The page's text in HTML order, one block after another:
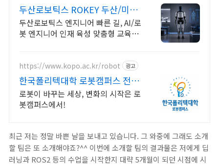
두산로보틱스 ROKEY 두산/미국
기업 인턴쉽
두산로보틱스 엔지니어 빠른 길, AI/로
봇 엔지니어 인재 육성 맞춤형 교육!
https://www.kopo.ac.kr/robot 광고
한국폴리텍대학 로봇캠퍼스 전국
유일의 로봇특성화 대학
로봇이 바꾸는 세상, 변화의 시작은 로
봇캠퍼스에서!
최근 저는 정말 바쁜 날을 보내고 있습니다. 그 와중에 그래도 소개
할 팀은 또 소개해야죠?^^ 이번에 소개할 팀의 결과물은 저에게 딥
러닝과 ROS2 등의 수업을 시작한지 대략 5개월이 되던 시점에 시